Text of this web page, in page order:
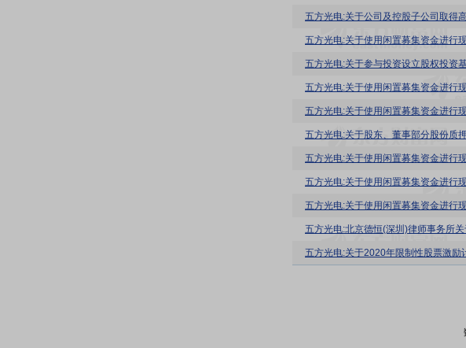
五方光电:关于公司及控股子公司取得
五方光电:关于使用闲置募集资金进行
五方光电:关于参与投资设立股权投资
五方光电:关于使用闲置募集资金进行
五方光电:关于使用闲置募集资金进行
五方光电:关于股东、董事部分股份质
五方光电:关于使用闲置募集资金进行
五方光电:关于使用闲置募集资金进行
五方光电:关于使用闲置募集资金进行